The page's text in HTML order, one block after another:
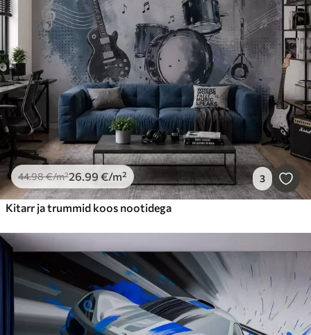
44.98€/m²26.99 €/m² 3
Kitarr ja trummid koos nootidega